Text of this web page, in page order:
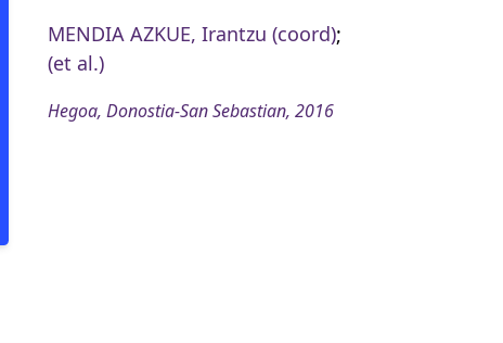
MENDIA AZKUE, Irantzu (coord);
(et al.)
Hegoa, Donostia-San Sebastian, 2016